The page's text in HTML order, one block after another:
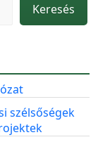
Keresés
szélsőségek